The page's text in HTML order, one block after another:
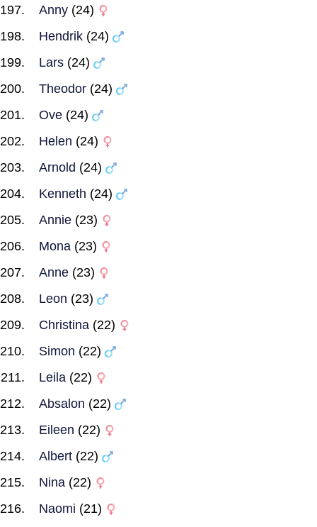
Anny (24)
Hendrik (24)
Lars (24)
Theodor (24)
Ove (24)
Helen (24)
Arnold (24)
Kenneth (24)
Annie (23)
Mona (23)
Anne (23)
Leon (23)
Christina (22)
Simon (22)
Leila (22)
Absalon (22)
Eileen (22)
Albert (22)
Nina (22)
Naomi (21)